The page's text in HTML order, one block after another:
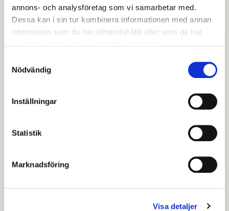
annons- och analysföretag som vi samarbetar med.
Dessa kan i sin tur kombinera informationen med annan
information som du har tillhandahållit eller som de har
Nödvändig
Inställningar
Statistik
Marknadsföring
Visa detaljer
Klicka här för att hitta länk till E-tjänsten IST Förskola
Larven
Myran